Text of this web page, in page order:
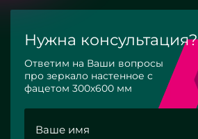
Нужна консультация?
Ответим на Ваши вопросы
про зеркало настенное с
фацетом 300х600 мм